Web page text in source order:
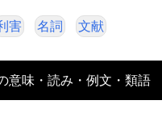
害 名詞 文献
意味・読み・例文・類語